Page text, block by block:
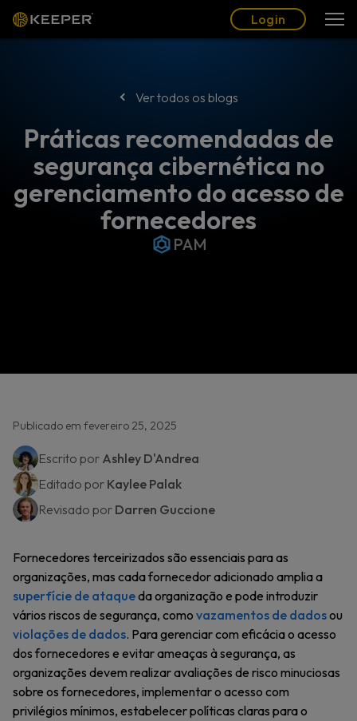
Login
Ver todos os blogs
Práticas recomendadas de
segurança cibernética no
gerenciamento do acesso de
fornecedores
PAM
Publicado em fevereiro 25, 2025
Escrito por Ashley D'Andrea
Editado por Kaylee Palak
Revisado por Darren Guccione
Fornecedores terceirizados são essenciais para as
organizações, mas cada fornecedor adicionado amplia a
superfície de ataqueda organização e pode introduzir
vários riscos de segurança, como vazamentos de dadosou
violações de dados. Para gerenciar com eficácia o acesso
dos fornecedores e evitar ameaças à segurança, as
organizações devem realizar avaliações de risco minuciosas
sobre os fornecedores, implementar o acesso com
privilégios mínimos, estabelecer políticas claras para o